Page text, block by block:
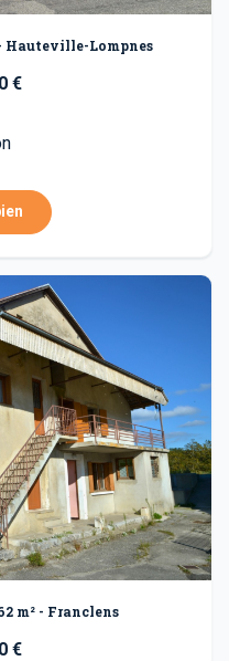
Hauteville-Lompnes
€
m² - Franclens
€